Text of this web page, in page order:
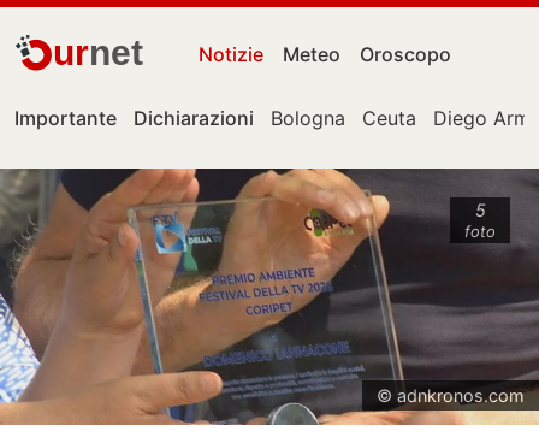
urnet Notizie Meteo Oroscopo
Importante Dichiarazioni Bologna Ceuta Diego
5
foto
© adnkronos.com